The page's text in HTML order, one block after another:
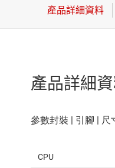
產品詳細
CPU